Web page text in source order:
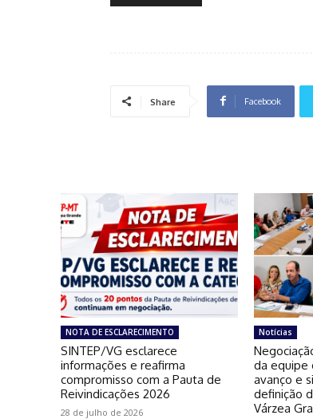
Share Facebook
NOTA DE ESCLARECIMENTO
SINTEP/VG esclarece
informações e reafirma
compromisso com a Pauta de
Reivindicações 2026
28 de julho de 2026
Notícias
da equipe
avanço e
definição
Várzea